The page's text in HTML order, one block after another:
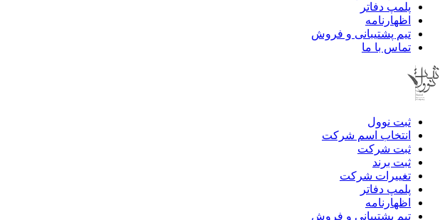
پلمپ دفاتر
اظهارنامه
تیم پشتیبانی و فروش
تماس با ما
ثبت نوول
انتخاب اسم شرکت
ثبت شرکت
ثبت برند
تغییرات شرکت
پلمپ دفاتر
اظهارنامه
تیم پشتیبانی و فروش